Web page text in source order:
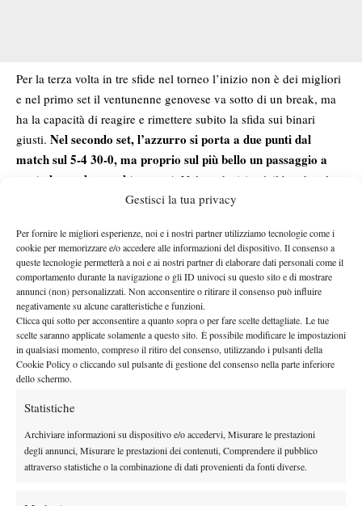
Gestisci la tua privacy
Per fornire le migliori esperienze, noi e i nostri partner utilizziamo tecnologie come i
cookie per memorizzare e/o accedere alle informazioni del dispositivo. Il consenso a
queste tecnologie permetterà a noi e ai nostri partner di elaborare dati personali come il
comportamento durante la navigazione o gli ID univoci su questo sito e di mostrare
annunci (non) personalizzati. Non acconsentire o ritirare il consenso può influire
negativamente su alcune caratteristiche e funzioni.
Clicca qui sotto per acconsentire a quanto sopra o per fare scelte dettagliate. Le tue
scelte saranno applicate solamente a questo sito. È possibile modificare le impostazioni
in qualsiasi momento, compreso il ritiro del consenso, utilizzando i pulsanti della
Cookie Policy o cliccando sul pulsante di gestione del consenso nella parte inferiore
dello schermo.
Statistiche
Archiviare informazioni su dispositivo e/o accedervi, Misurare le prestazioni
degli annunci, Misurare le prestazioni dei contenuti, Comprendere il pubblico
attraverso statistiche o la combinazione di dati provenienti da fonti diverse.
Per la terza volta in tre sfide nel torneo l’inizio non è dei migliori
e nel primo set il ventunenne genovese va sotto di un break, ma
ha la capacità di reagire e rimettere subito la sfida sui binari
giusti. Nel secondo set, l’azzurro si porta a due punti dal
match sul 5-4 30-0, ma proprio sul più bello un passaggio a
vuoto lo condanna al terzo set . Nel set decisivo è il break nel
settimo game a fare la differenza: Cadenasso allunga nel
Grazie agli ultimi riscontri positivi in termini di risultati,il classe
2004 sta acquisendo sempre più consapevolezza dei propri
mezzi.Il n. 232 del mondo, che con questa vittoriavolerà
almeno alla posizione n.195. ATP, ha iniziato a disputare tornei
Challenger con continuità dalla fine del 2025 e sembra poter
essere decisamente in grado di competere a questo livello. In
questo senso, un boost positivo può esser stato dato daltrionfo
nel Challenger 75 di Asunciòn nello scorso marzo.